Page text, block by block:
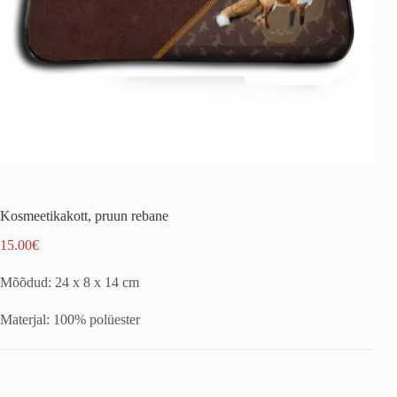
Kosmeetikakott, pruun rebane
15.00€
Mõõdud: 24 x 8 x 14 cm
Materjal: 100% polüester